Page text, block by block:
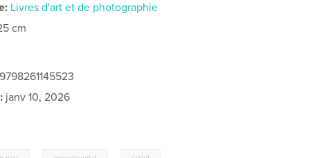
Livres d'art et de photographie
cm
janv 10, 2026